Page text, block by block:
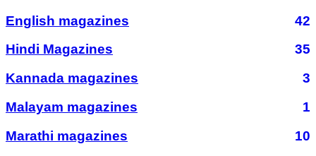
English magazines
42
Hindi Magazines
35
Kannada magazines
3
Malayam magazines
1
Marathi magazines
10